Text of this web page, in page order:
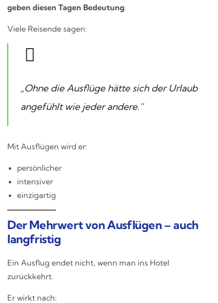
geben diesen Tagen Bedeutung.
Viele Reisende sagen:
„Ohne die Ausflüge hätte sich der Urlaub
angefühlt wie jeder andere.“
Mit Ausflügen wird er:
persönlicher
intensiver
einzigartig
Der Mehrwert von Ausflügen – auch
langfristig
Ein Ausflug endet nicht, wenn man ins Hotel
zurückkehrt.
Er wirkt nach: